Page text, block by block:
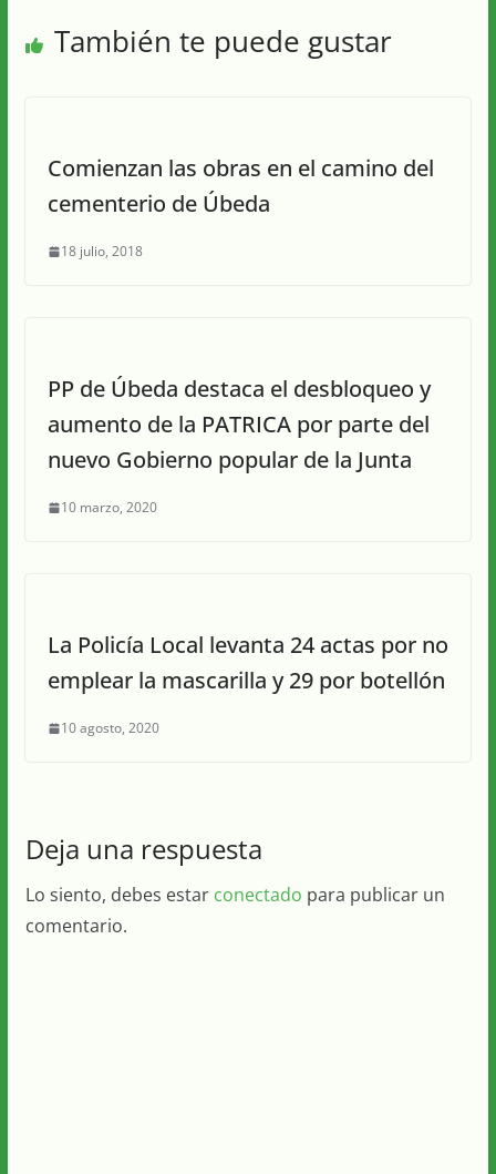
También te puede gustar
Comienzan las obras en el camino del
cementerio de Úbeda
18 julio, 2018
PP de Úbeda destaca el desbloqueo y
aumento de la PATRICA por parte del
nuevo Gobierno popular de la Junta
10 marzo, 2020
La Policía Local levanta 24 actas por no
emplear la mascarilla y 29 por botellón
10 agosto, 2020
Deja una respuesta
Lo siento, debes estar conectado para publicar un
comentario.